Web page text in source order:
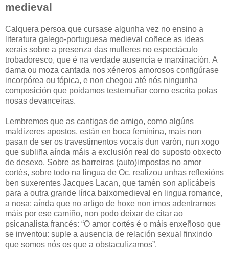
medieval
Calquera persoa que cursase algunha vez no ensino a
literatura galego-portuguesa medieval coñece as ideas
xerais sobre a presenza das mulleres no espectáculo
trobadoresco, que é na verdade ausencia e marxinación. A
dama ou moza cantada nos xéneros amorosos configúrase
incorpórea ou tópica, e non chegou até nós ningunha
composición que poidamos testemuñar como escrita polas
nosas devanceiras.
Lembremos que as cantigas de amigo, como algúns
maldizeres apostos, están en boca feminina, mais non
pasan de ser os travestimentos vocais dun varón, nun xogo
que subliña aínda máis a exclusión real do suposto obxecto
de desexo. Sobre as barreiras (auto)impostas no amor
cortés, sobre todo na lingua de Oc, realizou unhas reflexións
ben suxerentes Jacques Lacan, que tamén son aplicábeis
para a outra grande lírica baixomedieval en lingua romance,
a nosa; aínda que no artigo de hoxe non imos adentrarnos
máis por ese camiño, non podo deixar de citar ao
psicanalista francés: “O amor cortés é o máis enxeñoso que
se inventou: suple a ausencia de relación sexual finxindo
que somos nós os que a obstaculizamos”.